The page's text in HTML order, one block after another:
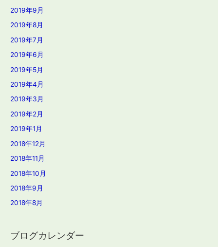
2019年9月
2019年8月
2019年7月
2019年6月
2019年5月
2019年4月
2019年3月
2019年2月
2019年1月
2018年12月
2018年11月
2018年10月
2018年9月
2018年8月
ブログカレンダー